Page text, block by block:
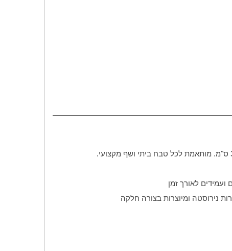
נירוסטה ומיוצרות בצורה חלקה